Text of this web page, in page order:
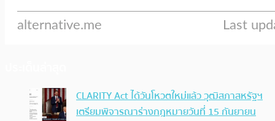
CLARITY Act ได้วันโหวตใหม่แล้ว วุฒิสภาสหรัฐฯ
เตรียมพิจารณาร่างกฎหมายวันที่ 15 กันยายน